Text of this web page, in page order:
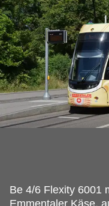
Be 4/6 Flexity 6001
Emmentaler Käse,